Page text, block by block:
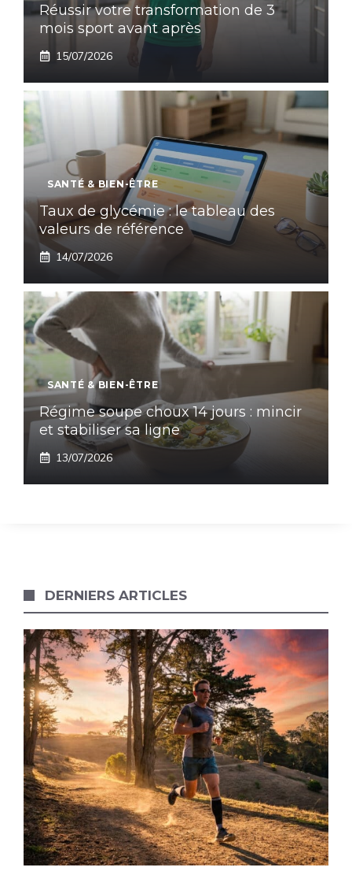
Réussir votre transformation de 3
mois sport avant après
15/07/2026
SANTÉ & BIEN-ÊTRE
Taux de glycémie : le tableau des
valeurs de référence
14/07/2026
SANTÉ & BIEN-ÊTRE
Régime soupe choux 14 jours : mincir
et stabiliser sa ligne
13/07/2026
DERNIERS ARTICLES